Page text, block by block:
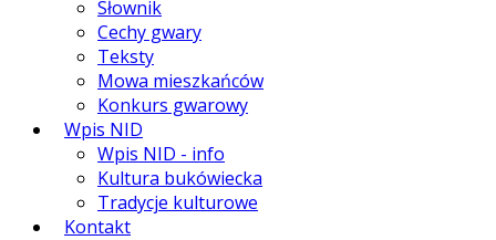
Słownik
Cechy gwary
Teksty
Mowa mieszkańców
Konkurs gwarowy
Wpis NID
Wpis NID - info
Kultura bukówiecka
Tradycje kulturowe
Kontakt